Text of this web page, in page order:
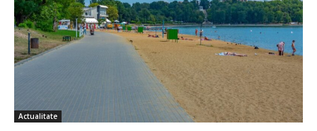
Actualitate